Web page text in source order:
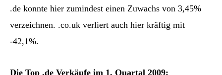
.de konnte hier zumindest einen Zuwachs von 3,45%
verzeichnen. .co.uk verliert auch hier kräftig mit
-42,1%.
Die Top .de Verkäufe im 1. Quartal 2009: